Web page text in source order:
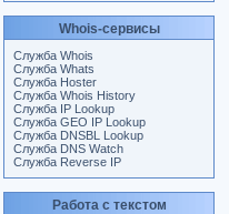
Whois-сервисы
Служба Whois
Служба Whats
Служба Hoster
Служба Whois History
Служба IP Lookup
Служба GEO IP Lookup
Служба DNSBL Lookup
Служба DNS Watch
Служба Reverse IP
Работа с текстом